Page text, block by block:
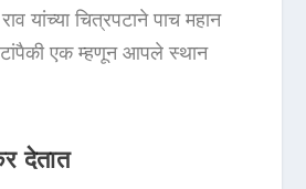
यांच्या चित्रपटाने पाच महान
एक म्हणून आपले स्थान
देतात